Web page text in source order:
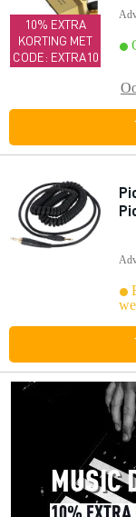
10% EXTRA
KORTING MET
CODE: EXTRA10